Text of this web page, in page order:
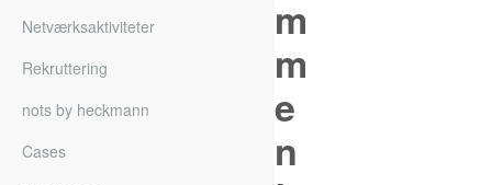
Netværksaktiviteter
Rekruttering
nots by heckmann
Cases
m
m
e
n